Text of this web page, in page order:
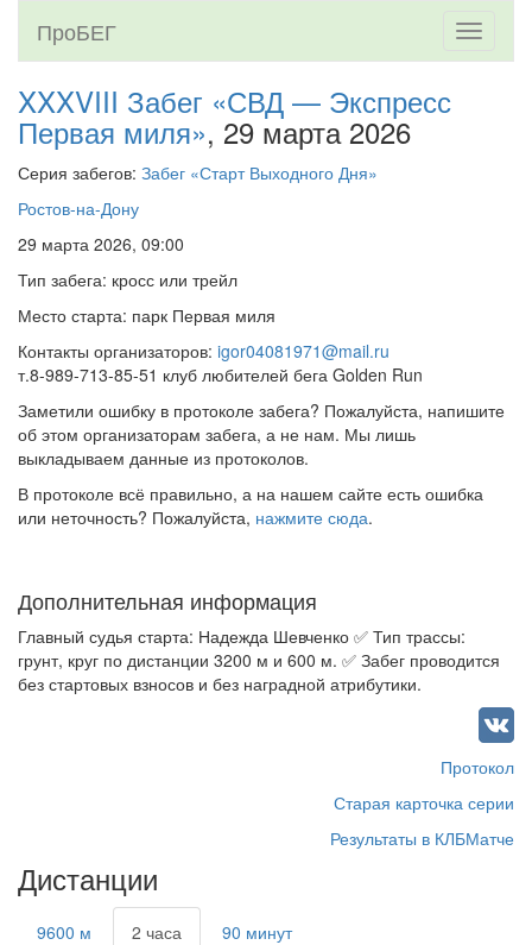
Toggle
ПроБЕГ
XXXVIII Забег «СВД — Экспресс
Первая миля», 29 марта 2026
Серия забегов: Забег «Старт Выходного Дня»
Ростов-на-Дону
29 марта 2026, 09:00
Тип забега: кросс или трейл
Место старта: парк Первая миля
Контакты организаторов: igor04081971@mail.ru
т.8-989-713-85-51 клуб любителей бега Golden Run
Заметили ошибку в протоколе забега? Пожалуйста, напишите
об этом организаторам забега, а не нам. Мы лишь
выкладываем данные из протоколов.
В протоколе всё правильно, а на нашем сайте есть ошибка
или неточность? Пожалуйста, нажмите сюда.
Дополнительная информация
Главный судья старта: Надежда Шевченко ✅ Тип трассы:
грунт, круг по дистанции 3200 м и 600 м. ✅ Забег проводится
без стартовых взносов и без наградной атрибутики.
Протокол
Старая карточка серии
Результаты в КЛБМатче
Дистанции
9600 м 2 часа 90 минут